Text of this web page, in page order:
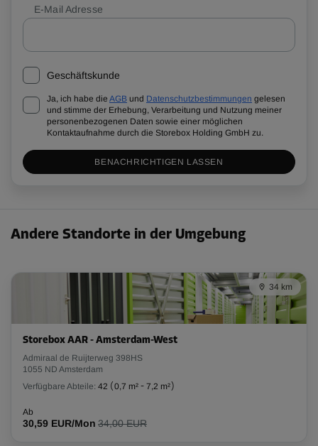
E-Mail Adresse
Geschäftskunde
Ja, ich habe die AGB und Datenschutzbestimmungen gelesen
und stimme der Erhebung, Verarbeitung und Nutzung meiner
personenbezogenen Daten sowie einer möglichen
Kontaktaufnahme durch die Storebox Holding GmbH zu.
BENACHRICHTIGEN LASSEN
Andere Standorte in der Umgebung
34 km
Storebox AAR - Amsterdam-West
Admiraal de Ruijterweg 398HS
1055 ND Amsterdam
Verfügbare Abteile: 42 (0,7 m² - 7,2 m²)
Ab
30,59 EUR/Mon 34,00 EUR